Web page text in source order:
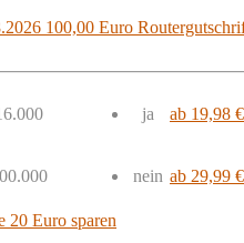
100,00 Euro
ja ab 19,98 €
nein ab 29,99 €
20 Euro sparen